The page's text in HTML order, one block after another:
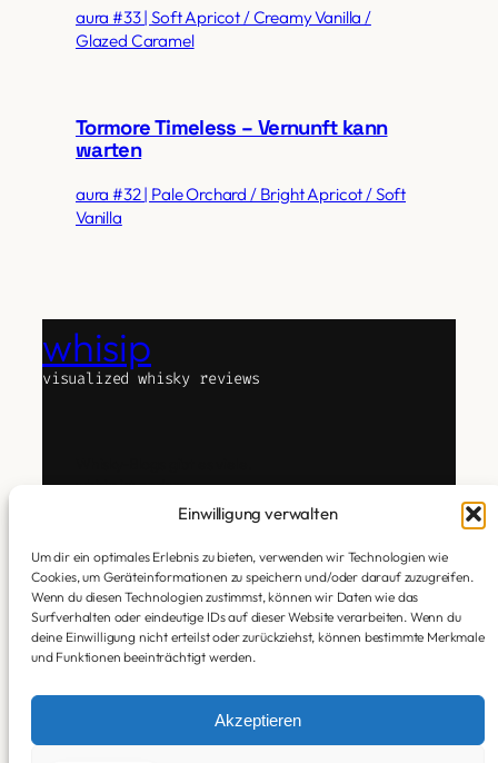
Einwilligung verwalten
Um dir ein optimales Erlebnis zu bieten, verwenden wir Technologien wie
Cookies, um Geräteinformationen zu speichern und/oder darauf zuzugreifen.
Wenn du diesen Technologien zustimmst, können wir Daten wie das
Surfverhalten oder eindeutige IDs auf dieser Website verarbeiten. Wenn du
deine Einwilligung nicht erteilst oder zurückziehst, können bestimmte Merkmale
und Funktionen beeinträchtigt werden.
Akzeptieren
aura #33 | Soft Apricot / Creamy Vanilla /
Glazed Caramel
Tormore Timeless – Vernunft kann
warten
aura #32 | Pale Orchard / Bright Apricot / Soft
Vanilla
whisip
visualized whisky reviews
whisip ist anders.
Das Experiment Text, Whisky und Technologie zu
Ich verkoste. Subjektiv. Ehrlich. Ohne Attitüde.
Dann übersetzt KI meine Geschmackseindrücke in
eine Aura.
Die Tastings sind Mensch (meine Zunge).
Die Visuals sind KI (generiert auf Basis meiner